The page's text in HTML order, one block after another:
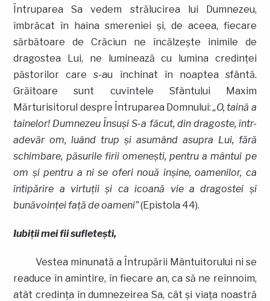
Întruparea Sa vedem strălucirea lui Dumnezeu,
îmbrăcat în haina smereniei şi, de aceea, fiecare
sărbătoare de Crăciun ne încălzeşte inimile de
dragostea Lui, ne luminează cu lumina credinţei
păstorilor care s-au închinat în noaptea sfântă.
Grăitoare sunt cuvintele Sfântului Maxim
Mărturisitorul despre Întruparea Domnului:„O, taină a
tainelor! Dumnezeu Însuşi S-a făcut, din dragoste, într-
adevăr om, luând trup şi asumând asupra Lui, fără
schimbare, păsurile firii omeneşti, pentru a mântui pe
om şi pentru a ni se oferi nouă înşine, oamenilor, ca
întipărire a virtuţii şi ca icoană vie a dragostei şi
bunăvoinţei faţă de oameni”(Epistola 44).
Iubiţii mei fii sufleteşti,
Vestea minunată a Întrupării Mântuitorului ni se
readuce în amintire, în fiecare an, ca să ne reînnoim,
atât credinţa în dumnezeirea Sa, cât şi viaţa noastră